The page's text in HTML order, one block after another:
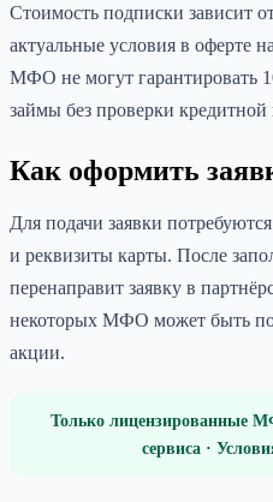
Стоимость подписки зависит
актуальные условия в оферте
МФО не могут гарантировать
займы без проверки кредитной
Как оформить
Для подачи заявки
и реквизиты карты. После
перенаправит заявку в
некоторых МФО может быть
акции.
Только лицензированные
сервиса ·